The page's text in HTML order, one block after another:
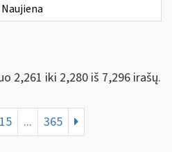
Naujiena
2,261 iki 2,280 iš 7,296 irašų.
... 365